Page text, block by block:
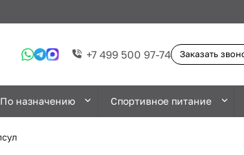
+7 499 500 97-74 Заказать
По назначению Спортивное питание